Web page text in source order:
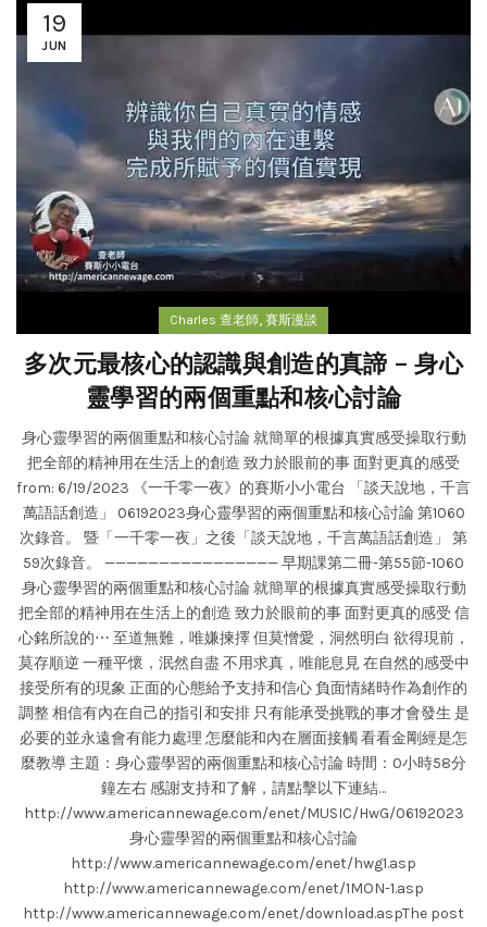
19
JUN
Charles 查老師, 賽斯漫談
多次元最核心的認識與創造的真諦 – 身心
靈學習的兩個重點和核心討論
身心靈學習的兩個重點和核心討論 就簡單的根據真實感受操取行動
把全部的精神用在生活上的創造 致力於眼前的事 面對更真的感受
from: 6/19/2023 《一千零一夜》的賽斯小小電台 「談天說地，千言
萬語話創造」 06192023身心靈學習的兩個重點和核心討論 第1060
次錄音。 暨「一千零一夜」之後「談天說地，千言萬語話創造」 第
59次錄音。 ———————————————— 早期課第二冊-第55節-1060
身心靈學習的兩個重點和核心討論 就簡單的根據真實感受操取行動
把全部的精神用在生活上的創造 致力於眼前的事 面對更真的感受 信
心銘所說的⋯ 至道無難，唯嫌揀擇 但莫憎愛，洞然明白 欲得現前，
莫存順逆 一種平懷，泯然自盡 不用求真，唯能息見 在自然的感受中
接受所有的現象 正面的心態給予支持和信心 負面情緒時作為創作的
調整 相信有內在自己的指引和安排 只有能承受挑戰的事才會發生 是
必要的並永遠會有能力處理 怎麼能和內在層面接觸 看看金剛經是怎
麼教導 主題：身心靈學習的兩個重點和核心討論 時間：0小時58分
鐘左右 感謝支持和了解，請點擊以下連結…
http://www.americannewage.com/enet/MUSIC/HwG/06192023
身心靈學習的兩個重點和核心討論
http://www.americannewage.com/enet/hwg1.asp
http://www.americannewage.com/enet/1MON-1.asp
http://www.americannewage.com/enet/download.aspThe post